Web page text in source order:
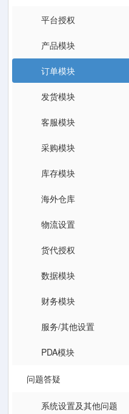
平台授权
产品模块
订单模块
发货模块
客服模块
采购模块
库存模块
海外仓库
物流设置
货代授权
数据模块
财务模块
服务/其他设置
PDA模块
问题答疑
系统设置及其他问题